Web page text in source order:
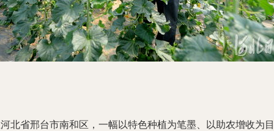
北省邢台市南和区，一幅以特色种植为笔墨、以助农增收为目